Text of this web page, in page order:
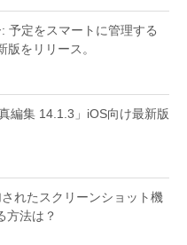
予定をスマートに管理する
をリリース。
編集 14.1.3」iOS向け最新版
れたスクリーンショット機
方法は？